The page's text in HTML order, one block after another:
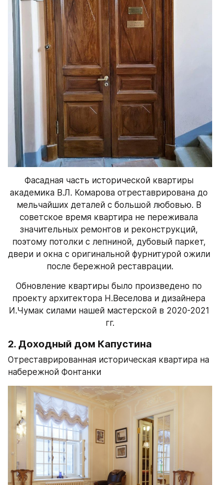
Фасадная часть исторической квартиры
академика В.Л. Комарова отреставрирована до
мельчайших деталей с большой любовью. В
советское время квартира не переживала
значительных ремонтов и реконструкций,
поэтому потолки с лепниной, дубовый паркет,
двери и окна с оригинальной фурнитурой ожили
после бережной реставрации.
Обновление квартиры было произведено по
проекту архитектора Н.Веселова и дизайнера
И.Чумак силами нашей мастерской в 2020-2021
гг.
2. Доходный дом Капустина
Отреставрированная историческая квартира на
набережной Фонтанки